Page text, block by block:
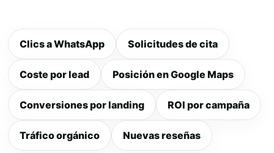
Clics a WhatsApp Solicitudes de cita
Coste por lead Posición en Google Maps
Conversiones por landing ROI por campaña
Tráfico orgánico Nuevas reseñas